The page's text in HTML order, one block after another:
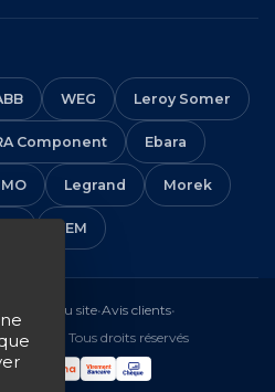
WEG Leroy Somer
Component Ebara
Legrand Morek
VEM
Plan du site•Avis clients•
- Tous droits réservés